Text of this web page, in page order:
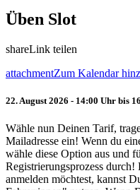
Üben Slot
shareLink teilen
attachmentZum Kalendar
22. August 2026 - 14:00 Uhr bis
Wähle nun Deinen Tarif,
Mailadresse ein! Wenn du
wähle diese Option aus und
Registrierungsprozess
anmelden möchtest, kannst